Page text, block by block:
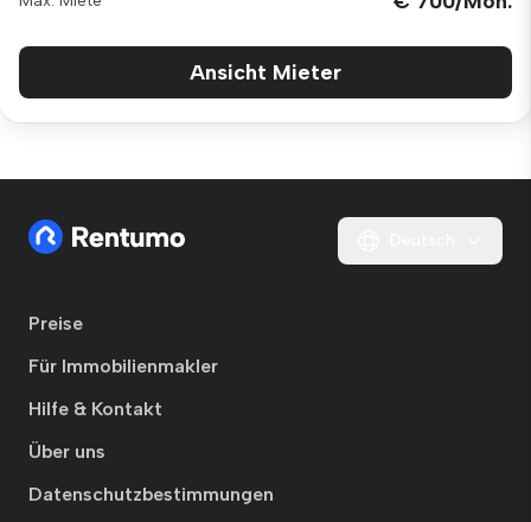
Ansicht Mieter
Preise
Für Immobilienmakler
Hilfe & Kontakt
Über uns
Datenschutzbestimmungen